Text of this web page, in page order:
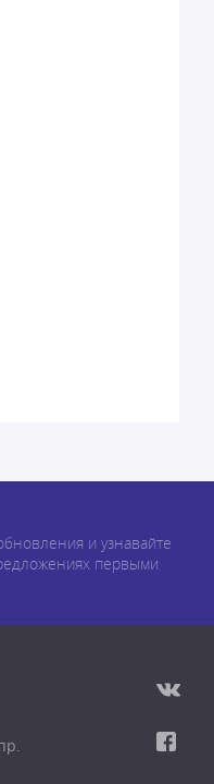
и узнавайте
первыми